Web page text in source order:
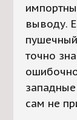
выводу.
точно
сам не